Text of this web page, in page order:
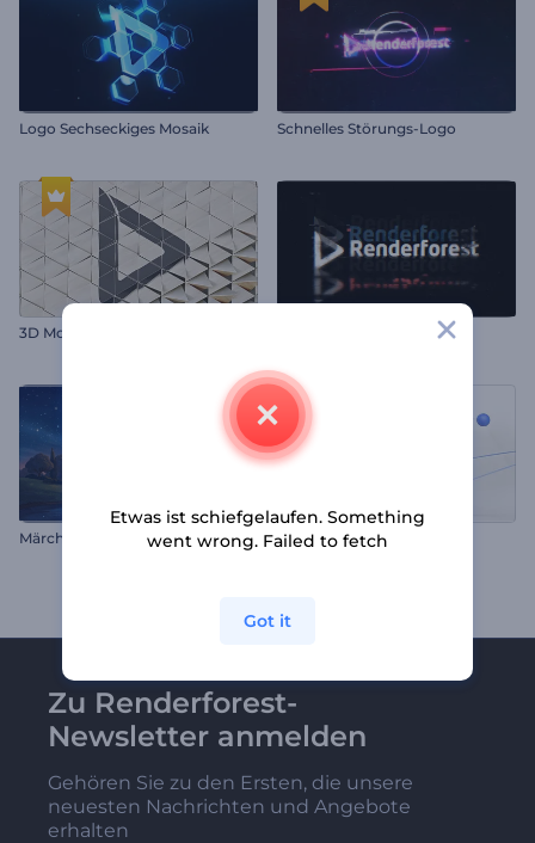
Logo Sechseckiges Mosaik Schnelles Störungs-Logo
3D Mosaik-Logo-Reveal
Märchen-Auftakt Molekularer Würfel Logo
Zu Renderforest-
Newsletter anmelden
Gehören Sie zu den Ersten, die unsere
neuesten Nachrichten und Angebote
erhalten
Etwas ist schiefgelaufen. Something
went wrong. Failed to fetch
Got it